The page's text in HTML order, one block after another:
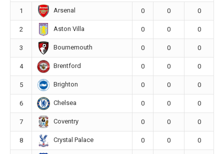
1 Arsenal 0 0 0
2 Aston Villa 0 0 0
3 Bournemouth 0 0 0
4 Brentford 0 0 0
5 Brighton 0 0 0
6 Chelsea 0 0 0
7 Coventry 0 0 0
8 Crystal Palace 0 0 0